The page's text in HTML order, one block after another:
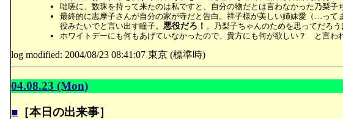
咄嗟に、数珠を持って来たのは私ですと、自分の物だとは言わなかった乃梨子
最終的に志摩子さんが自分の家が寺だと告白。祥子様が美しい姉妹愛（…っ
役みたいでと言い出す瞳子。 悪役だろ！ 。乃梨子ちゃんのためを思ってだろ
ホワイトデーにも何もあげていなかったので、貴方にも何が欲しい？ と言
log modified: 2004/08/23 08:41:07 東京 (標準時)
04.08.23 (Mon)
■ ［本日の出来事］